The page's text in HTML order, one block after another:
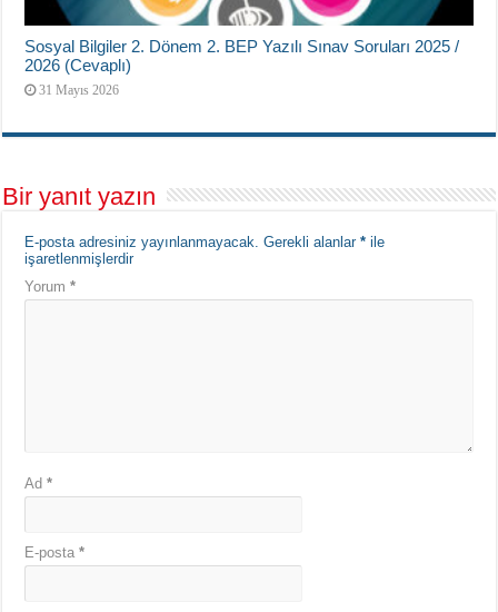
Sosyal Bilgiler 2. Dönem 2. BEP Yazılı Sınav Soruları 2025 /
2026 (Cevaplı)
31 Mayıs 2026
Bir yanıt yazın
E-posta adresiniz yayınlanmayacak. Gerekli alanlar* ile
işaretlenmişlerdir
Yorum*
Ad*
E-posta*